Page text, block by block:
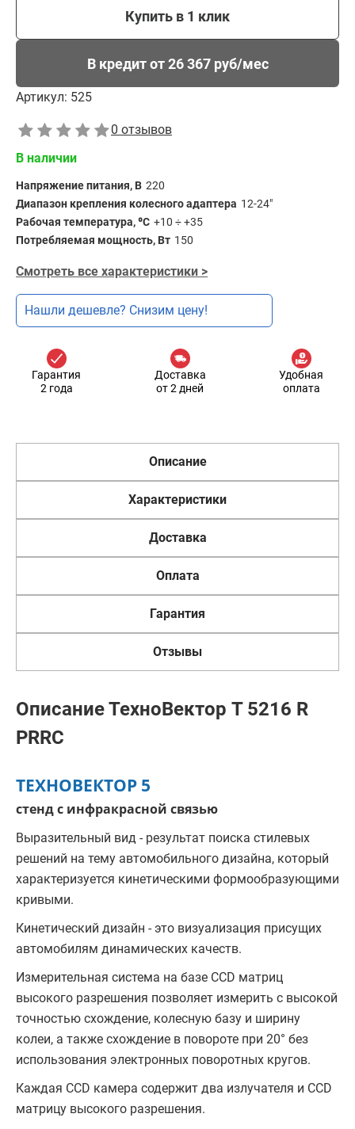
Купить в 1 клик
В кредит от 26 367 руб/мес
Артикул: 525
0 отзывов
В наличии
Напряжение питания, В 220
Диапазон крепления колесного адаптера 12-24"
Рабочая температура, ⁰С +10 ÷ +35
Потребляемая мощность, Вт 150
Смотреть все характеристики >
Нашли дешевле? Снизим цену!
Гарантия
2 года
Доставка
от 2 дней
Удобная
оплата
Описание
Характеристики
Доставка
Оплата
Гарантия
Отзывы
Описание ТехноВектор T 5216 R
PRRC
ТЕХНОВЕКТОР 5
стенд с инфракрасной связью
Выразительный вид - результат поиска стилевых
решений на тему автомобильного дизайна, который
характеризуется кинетическими формообразующими
кривыми.
Кинетический дизайн - это визуализация присущих
автомобилям динамических качеств.
Измерительная система на базе CCD матриц
высокого разрешения позволяет измерить с высокой
точностью схождение, колесную базу и ширину
колеи, а также схождение в повороте при 20° без
использования электронных поворотных кругов.
Каждая CCD камера содержит два излучателя и CCD
матрицу высокого разрешения.